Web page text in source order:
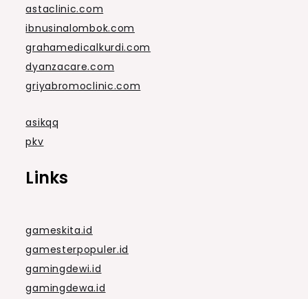
astaclinic.com
ibnusinalombok.com
grahamedicalkurdi.com
dyanzacare.com
griyabromoclinic.com
asikqq
pkv
Links
gameskita.id
gamesterpopuler.id
gamingdewi.id
gamingdewa.id